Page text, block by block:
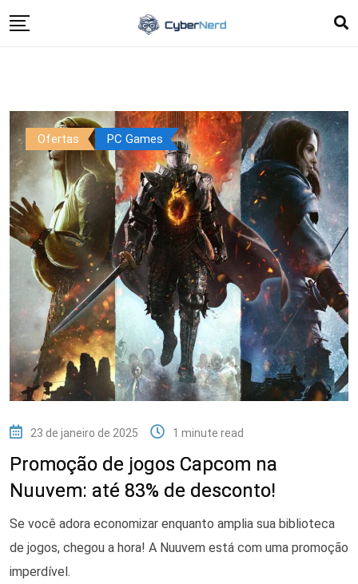
Ofertas PC Games
23 de janeiro de 2025 1 minute read
Promoção de jogos Capcom na
Nuuvem: até 83% de desconto!
Se você adora economizar enquanto amplia sua biblioteca
de jogos, chegou a hora! A Nuuvem está com uma promoção
imperdível.